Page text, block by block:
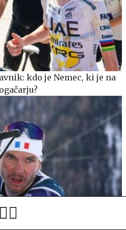
kdo je Nemec, ki je na